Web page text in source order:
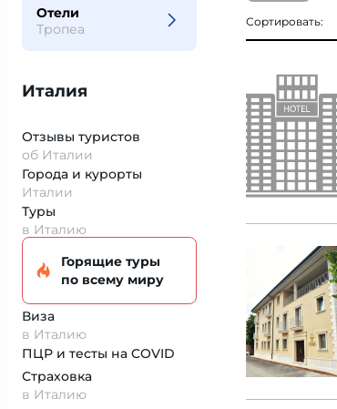
Отели
Тропеа
Италия
Отзывы туристов
об Италии
Города и курорты
Италии
Туры
в Италию
Горящие туры
по всему миру
Виза
в Италию
ПЦР и тесты на COVID
Страховка
в Италию
Сортировать: